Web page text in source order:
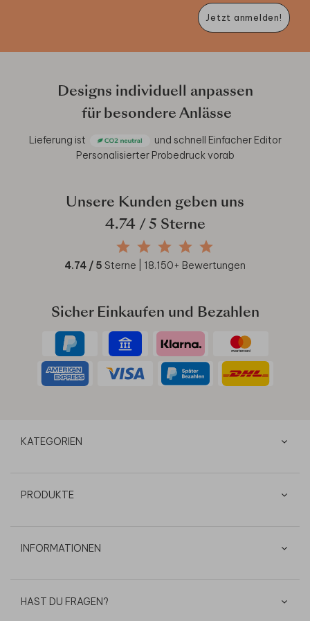
Jetzt anmelden!
Designs individuell anpassen
für besondere Anlässe
Lieferung ist und schnell Einfacher Editor
Personalisierter Probedruck vorab
Unsere Kunden geben uns
4.74/ 5 Sterne
4.74 / 5 Sterne | 18.150+ Bewertungen
Sicher Einkaufen und Bezahlen
KATEGORIEN
PRODUKTE
INFORMATIONEN
HAST DU FRAGEN?